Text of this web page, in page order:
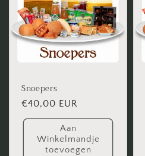
Snoepers
Normale
prijs
€40,00 EUR
Aan
Winkelmandje
toevoegen